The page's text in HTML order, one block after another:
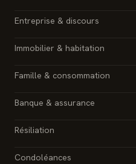
Entreprise & discours
Immobilier & habitation
Famille & consommation
Banque & assurance
Résiliation
Condoléances